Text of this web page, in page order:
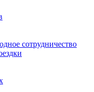
сотрудничество